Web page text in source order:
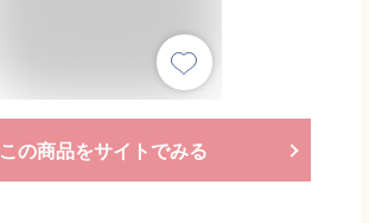
この商品をサイトでみる